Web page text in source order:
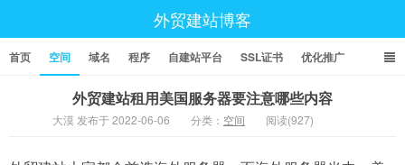
外贸建站博客
首页 空间 域名 程序 自建站平台 SSL证书 优化推广
外贸建站租用美国服务器要注意哪些内容
大漠 发布于 2022-06-06 分类： 空间 阅读(927)